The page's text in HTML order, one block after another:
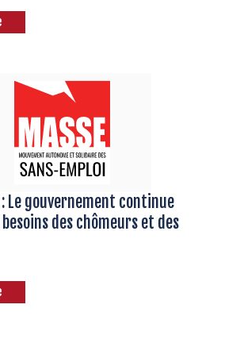
Le gouvernement continue
des chômeurs et des